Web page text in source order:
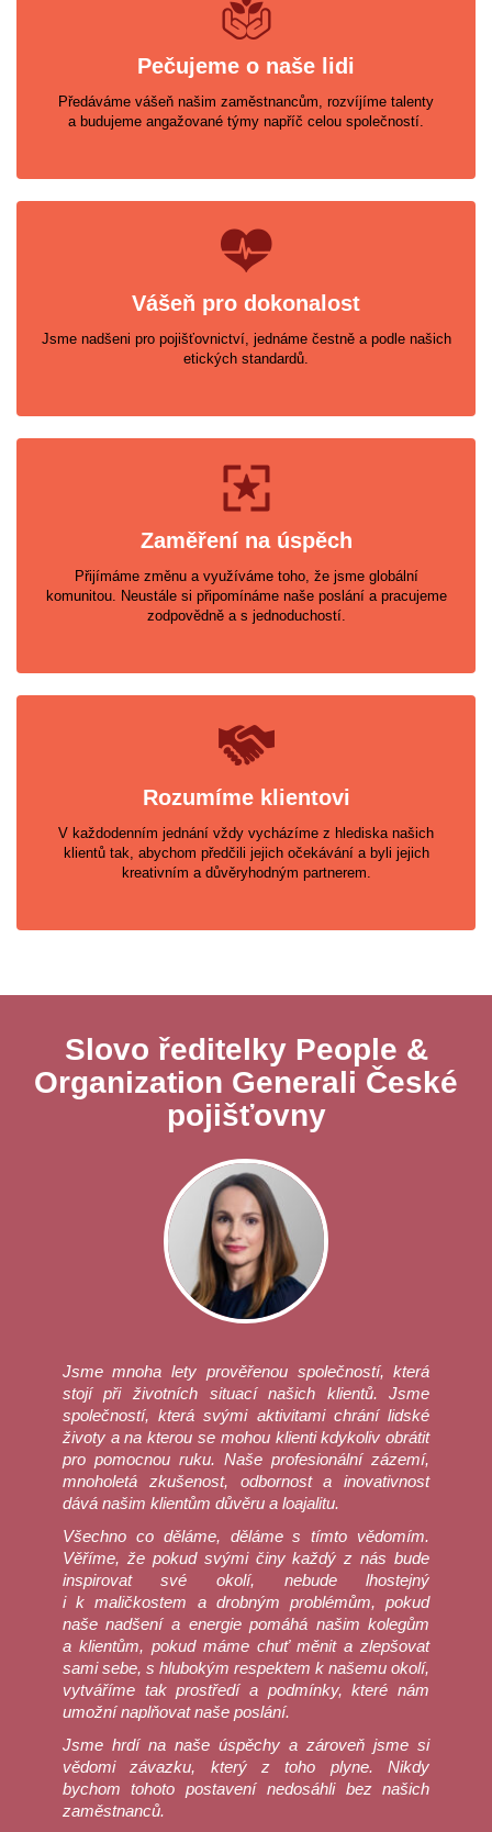
Pečujeme o naše lidi
Předáváme vášeň našim zaměstnancům, rozvíjíme talenty
a budujeme angažované týmy napříč celou společností.
Vášeň pro dokonalost
Jsme nadšeni pro pojišťovnictví, jednáme čestně a podle našich
etických standardů.
Zaměření na úspěch
Přijímáme změnu a využíváme toho, že jsme globální
komunitou. Neustále si připomínáme naše poslání a pracujeme
zodpovědně a s jednoduchostí.
Rozumíme klientovi
V každodenním jednání vždy vycházíme z hlediska našich
klientů tak, abychom předčili jejich očekávání a byli jejich
kreativním a důvěryhodným partnerem.
Slovo ředitelky People &
Organization Generali České
pojišťovny
Jsme mnoha lety prověřenou společností, která
stojí při životních situací našich klientů. Jsme
společností, která svými aktivitami chrání lidské
životy a na kterou se mohou klienti kdykoliv obrátit
pro pomocnou ruku. Naše profesionální zázemí,
mnoholetá zkušenost, odbornost a inovativnost
dává našim klientům důvěru a loajalitu.
Všechno co děláme, děláme s tímto vědomím.
Věříme, že pokud svými činy každý z nás bude
inspirovat své okolí, nebude lhostejný
i k maličkostem a drobným problémům, pokud
naše nadšení a energie pomáhá našim kolegům
a klientům, pokud máme chuť měnit a zlepšovat
sami sebe, s hlubokým respektem k našemu okolí,
vytváříme tak prostředí a podmínky, které nám
umožní naplňovat naše poslání.
Jsme hrdí na naše úspěchy a zároveň jsme si
vědomi závazku, který z toho plyne. Nikdy
bychom tohoto postavení nedosáhli bez našich
zaměstnanců.